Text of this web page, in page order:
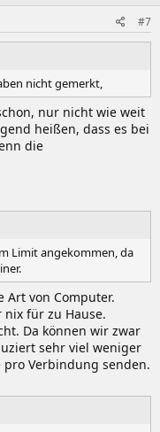
#7
nicht gemerkt,
nur nicht wie weit
heißen, dass es bei
die
Limit angekommen, da
Art von Computer.
für zu Hause.
Da können wir zwar
sehr viel weniger
Verbindung senden.